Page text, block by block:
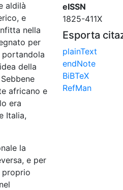
aldilà
e
nella
per
della
africano e
era
Italia,
la
e per
proprio
eISSN
1825-411X
Esporta
plainText
endNote
BiBTeX
RefMan